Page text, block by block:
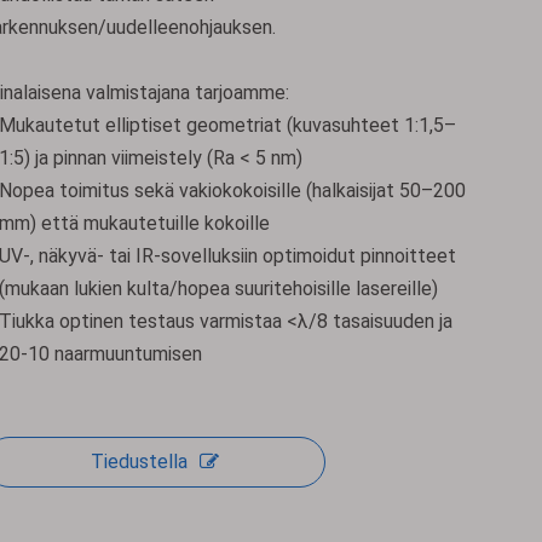
uudelleenohjauksen.
valmistajana tarjoamme:
Mukautetut elliptiset geometriat (kuvasuhteet 1:1,5–
1:5) ja pinnan viimeistely (Ra < 5 nm)
Nopea toimitus sekä vakiokokoisille (halkaisijat 50–200
mm) että mukautetuille kokoille
UV-, näkyvä- tai IR-sovelluksiin optimoidut pinnoitteet
(mukaan lukien kulta/hopea suuritehoisille lasereille)
Tiukka optinen testaus varmistaa <λ/8 tasaisuuden ja
20-10 naarmuuntumisen
Tiedustella